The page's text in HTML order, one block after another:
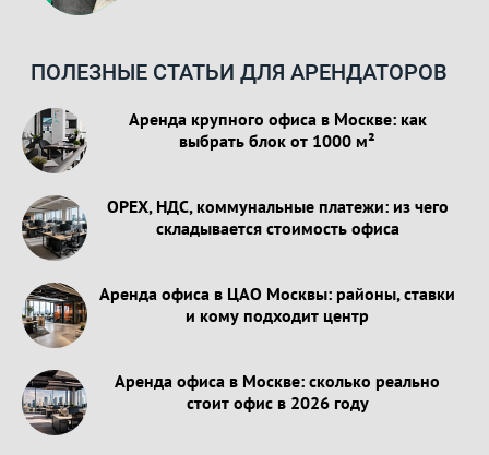
ПОЛЕЗНЫЕ СТАТЬИ ДЛЯ АРЕНДАТОРОВ
Аренда крупного офиса в Москве: как
выбрать блок от 1000 м²
OPEX, НДС, коммунальные платежи: из чего
складывается стоимость офиса
Аренда офиса в ЦАО Москвы: районы, ставки
и кому подходит центр
Аренда офиса в Москве: сколько реально
стоит офис в 2026 году